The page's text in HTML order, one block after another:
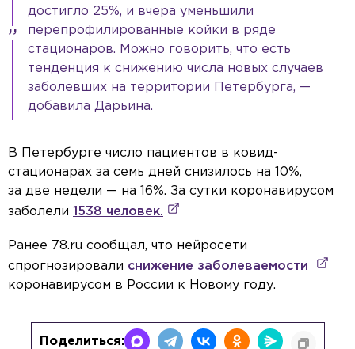
достигло 25%, и вчера уменьшили
перепрофилированные койки в ряде
стационаров. Можно говорить, что есть
тенденция к снижению числа новых случаев
заболевших на территории Петербурга, —
добавила Дарьина.
В Петербурге число пациентов в ковид-
стационарах за семь дней снизилось на 10%,
за две недели — на 16%. За сутки коронавирусом
заболели 1538 человек.
Ранее 78.ru сообщал, что нейросети
спрогнозировали снижение заболеваемости
коронавирусом в России к Новому году.
Поделиться: